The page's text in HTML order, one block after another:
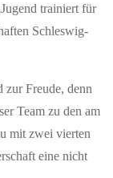
trainiert für
Schleswig-
Freude, denn
Team zu den am
mit zwei vierten
eine nicht